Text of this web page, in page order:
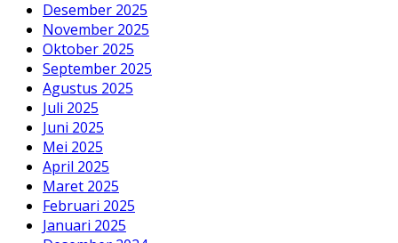
Desember 2025
November 2025
Oktober 2025
September 2025
Agustus 2025
Juli 2025
Juni 2025
Mei 2025
April 2025
Maret 2025
Februari 2025
Januari 2025